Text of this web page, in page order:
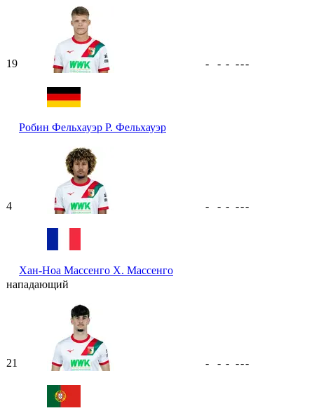
19
Робин Фельхауэр Р. Фельхауэр
- - - ---
4
Хан-Ноа Массенго Х. Массенго
- - - ---
нападающий
21 - - - ---